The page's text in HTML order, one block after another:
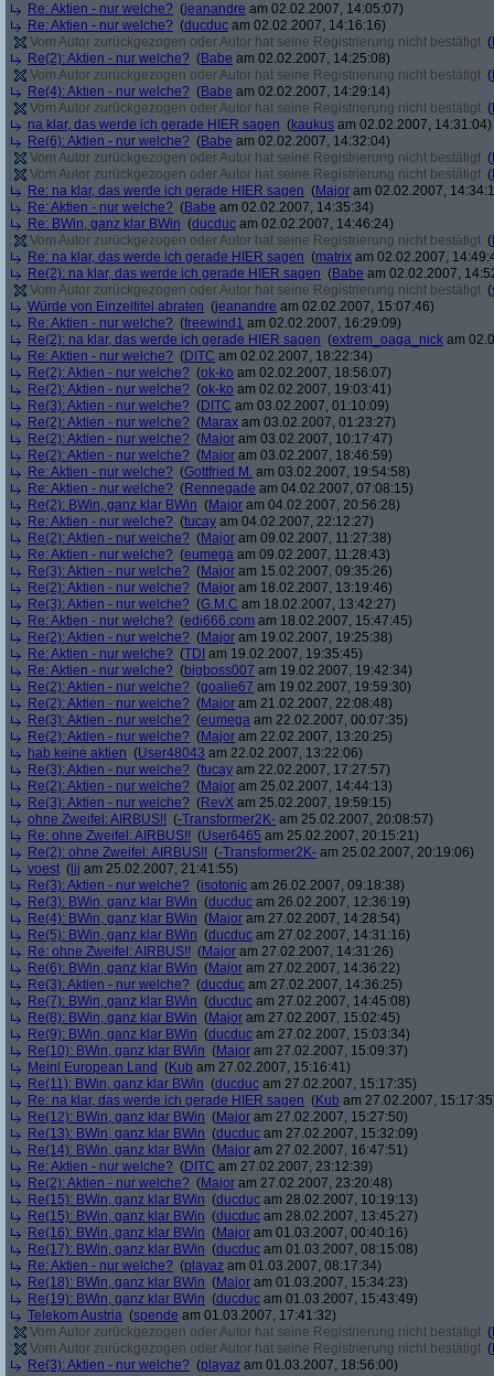
Re: Aktien - nur welche? (jeanandre am 02.02.2007, 14:05:07)
Re: Aktien - nur welche? (ducduc am 02.02.2007, 14:16:16)
Vom Autor zurückgezogen oder Autor hat seine Registrierung nicht bestätigt (
Re(2): Aktien - nur welche? (Babe am 02.02.2007, 14:25:08)
Vom Autor zurückgezogen oder Autor hat seine Registrierung nicht bestätigt (
Re(4): Aktien - nur welche? (Babe am 02.02.2007, 14:29:14)
Vom Autor zurückgezogen oder Autor hat seine Registrierung nicht bestätigt (
na klar, das werde ich gerade HIER sagen (kaukus am 02.02.2007, 14:31:04)
Re(6): Aktien - nur welche? (Babe am 02.02.2007, 14:32:04)
Vom Autor zurückgezogen oder Autor hat seine Registrierung nicht bestätigt (
Vom Autor zurückgezogen oder Autor hat seine Registrierung nicht bestätigt (
Re: na klar, das werde ich gerade HIER sagen (Major am 02.02.2007,
Re: Aktien - nur welche? (Babe am 02.02.2007, 14:35:34)
Re: BWin, ganz klar BWin (ducduc am 02.02.2007, 14:46:24)
Vom Autor zurückgezogen oder Autor hat seine Registrierung nicht bestätigt (
Re: na klar, das werde ich gerade HIER sagen (matrix am 02.02.2007,
Re(2): na klar, das werde ich gerade HIER sagen (Babe am 02.02.2007,
Vom Autor zurückgezogen oder Autor hat seine Registrierung nicht bestätigt (
Würde von Einzeltitel abraten (jeanandre am 02.02.2007, 15:07:46)
Re: Aktien - nur welche? (freewind1 am 02.02.2007, 16:29:09)
Re(2): na klar, das werde ich gerade HIER sagen (extrem_oaga_nick am
Re: Aktien - nur welche? (DITC am 02.02.2007, 18:22:34)
Re(2): Aktien - nur welche? (ok-ko am 02.02.2007, 18:56:07)
Re(2): Aktien - nur welche? (ok-ko am 02.02.2007, 19:03:41)
Re(3): Aktien - nur welche? (DITC am 03.02.2007, 01:10:09)
Re(2): Aktien - nur welche? (Marax am 03.02.2007, 01:23:27)
Re(2): Aktien - nur welche? (Major am 03.02.2007, 10:17:47)
Re(2): Aktien - nur welche? (Major am 03.02.2007, 18:46:59)
Re: Aktien - nur welche? (Gottfried M. am 03.02.2007, 19:54:58)
Re: Aktien - nur welche? (Rennegade am 04.02.2007, 07:08:15)
Re(2): BWin, ganz klar BWin (Major am 04.02.2007, 20:56:28)
Re: Aktien - nur welche? (tucay am 04.02.2007, 22:12:27)
Re(2): Aktien - nur welche? (Major am 09.02.2007, 11:27:38)
Re: Aktien - nur welche? (eumega am 09.02.2007, 11:28:43)
Re(3): Aktien - nur welche? (Major am 15.02.2007, 09:35:26)
Re(2): Aktien - nur welche? (Major am 18.02.2007, 13:19:46)
Re(3): Aktien - nur welche? (G.M.C am 18.02.2007, 13:42:27)
Re: Aktien - nur welche? (edi666.com am 18.02.2007, 15:47:45)
Re(2): Aktien - nur welche? (Major am 19.02.2007, 19:25:38)
Re: Aktien - nur welche? (TDI am 19.02.2007, 19:35:45)
Re: Aktien - nur welche? (bigboss007 am 19.02.2007, 19:42:34)
Re(2): Aktien - nur welche? (goalie67 am 19.02.2007, 19:59:30)
Re(2): Aktien - nur welche? (Major am 21.02.2007, 22:08:48)
Re(3): Aktien - nur welche? (eumega am 22.02.2007, 00:07:35)
Re(2): Aktien - nur welche? (Major am 22.02.2007, 13:20:25)
hab keine aktien (User48043 am 22.02.2007, 13:22:06)
Re(3): Aktien - nur welche? (tucay am 22.02.2007, 17:27:57)
Re(2): Aktien - nur welche? (Major am 25.02.2007, 14:44:13)
Re(3): Aktien - nur welche? (RevX am 25.02.2007, 19:59:15)
ohne Zweifel: AIRBUS!! (-Transformer2K- am 25.02.2007, 20:08:57)
Re: ohne Zweifel: AIRBUS!! (User6465 am 25.02.2007, 20:15:21)
Re(2): ohne Zweifel: AIRBUS!! (-Transformer2K- am 25.02.2007, 20:19:06)
voest ( lij am 25.02.2007, 21:41:55)
Re(3): Aktien - nur welche? (isotonic am 26.02.2007, 09:18:38)
Re(3): BWin, ganz klar BWin (ducduc am 26.02.2007, 12:36:19)
Re(4): BWin, ganz klar BWin (Major am 27.02.2007, 14:28:54)
Re(5): BWin, ganz klar BWin (ducduc am 27.02.2007, 14:31:16)
Re: ohne Zweifel: AIRBUS!! (Major am 27.02.2007, 14:31:26)
Re(6): BWin, ganz klar BWin (Major am 27.02.2007, 14:36:22)
Re(3): Aktien - nur welche? (ducduc am 27.02.2007, 14:36:25)
Re(7): BWin, ganz klar BWin (ducduc am 27.02.2007, 14:45:08)
Re(8): BWin, ganz klar BWin (Major am 27.02.2007, 15:02:45)
Re(9): BWin, ganz klar BWin (ducduc am 27.02.2007, 15:03:34)
Re(10): BWin, ganz klar BWin (Major am 27.02.2007, 15:09:37)
Meinl European Land (Kub am 27.02.2007, 15:16:41)
Re(11): BWin, ganz klar BWin (ducduc am 27.02.2007, 15:17:35)
Re: na klar, das werde ich gerade HIER sagen (Kub am 27.02.2007,
Re(12): BWin, ganz klar BWin (Major am 27.02.2007, 15:27:50)
Re(13): BWin, ganz klar BWin (ducduc am 27.02.2007, 15:32:09)
Re(14): BWin, ganz klar BWin (Major am 27.02.2007, 16:47:51)
Re: Aktien - nur welche? (DITC am 27.02.2007, 23:12:39)
Re(2): Aktien - nur welche? (Major am 27.02.2007, 23:20:48)
Re(15): BWin, ganz klar BWin (ducduc am 28.02.2007, 10:19:13)
Re(15): BWin, ganz klar BWin (ducduc am 28.02.2007, 13:45:27)
Re(16): BWin, ganz klar BWin (Major am 01.03.2007, 00:40:16)
Re(17): BWin, ganz klar BWin (ducduc am 01.03.2007, 08:15:08)
Re: Aktien - nur welche? (playaz am 01.03.2007, 08:17:34)
Re(18): BWin, ganz klar BWin (Major am 01.03.2007, 15:34:23)
Re(19): BWin, ganz klar BWin (ducduc am 01.03.2007, 15:43:49)
Telekom Austria (spende am 01.03.2007, 17:41:32)
Vom Autor zurückgezogen oder Autor hat seine Registrierung nicht bestätigt (
Vom Autor zurückgezogen oder Autor hat seine Registrierung nicht bestätigt (
Re(3): Aktien - nur welche? (playaz am 01.03.2007, 18:56:00)